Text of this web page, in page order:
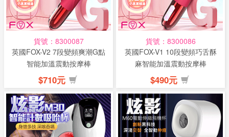
貨號：8300087
英國FOX-V2 7段變頻爽潮G點
智能加溫震動按摩棒
$710元
貨號：8300086
英國FOX-V1 10段變頻巧舌酥
麻智能加溫震動按摩棒
$490元